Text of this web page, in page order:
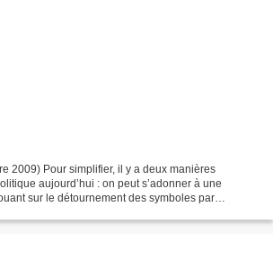
2009) Pour simplifier, il y a deux manières
aujourd’hui : on peut s’adonner à une
sur le détournement des symboles par